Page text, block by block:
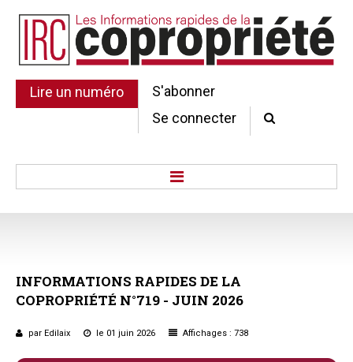
Lire un numéro
S'abonner
Se connecter
Au Parlement
Gestion et maintenance
Pratique de la copro.
INFORMATIONS RAPIDES DE LA
COPROPRIÉTÉ N°719 - JUIN 2026
par Edilaix le 01 juin 2026 Affichages : 738